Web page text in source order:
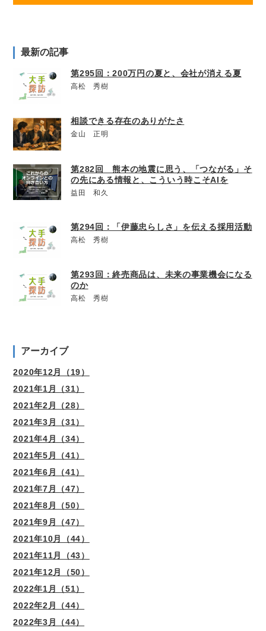
最新の記事
第295回：200万円の夏と、会社が消える夏
高松 秀樹
相談できる存在のありがたさ
金山 正明
第282回 熊本の地震に思う、「つながる」そ
の先にある情報と、こういう時こそAIを
益田 和久
第294回：「伊藤忠らしさ」を伝える採用活動
高松 秀樹
第293回：終売商品は、未来の事業機会になる
のか
高松 秀樹
アーカイブ
2020年12月（19）
2021年1月（31）
2021年2月（28）
2021年3月（31）
2021年4月（34）
2021年5月（41）
2021年6月（41）
2021年7月（47）
2021年8月（50）
2021年9月（47）
2021年10月（44）
2021年11月（43）
2021年12月（50）
2022年1月（51）
2022年2月（44）
2022年3月（44）